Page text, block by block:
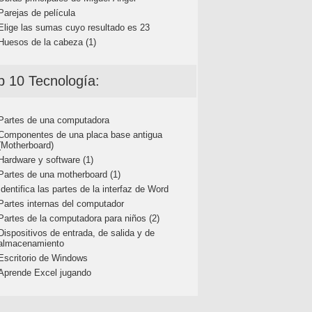
de película
las sumas cuyo resultado es 23
de la cabeza (1)
10 Tecnología:
de una computadora
de una placa base antigua
y software (1)
de una motherboard (1)
las partes de la interfaz de Word
internas del computador
de la computadora para niños (2)
de entrada, de salida y de
de Windows
Excel jugando